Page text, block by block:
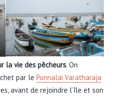
la vie des pêcheurs. On
par le Ponnalai Varatharaja
avant de rejoindre l’île et son